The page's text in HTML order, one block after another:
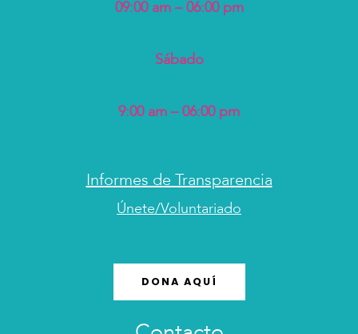
09:00 am – 06:00 pm
Sábado
9:00 am – 06:00 pm
Informes de Transparencia
Únete/Voluntariado
DONA AQUÍ